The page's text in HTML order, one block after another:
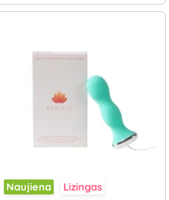
Naujiena Lizingas